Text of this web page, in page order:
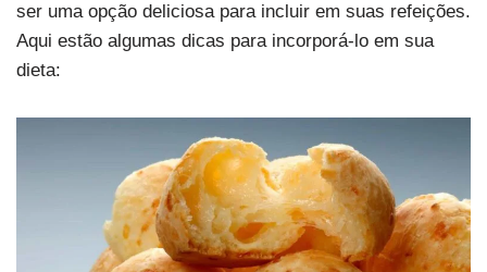
ser uma opção deliciosa para incluir em suas refeições.
Aqui estão algumas dicas para incorporá-lo em sua
dieta: